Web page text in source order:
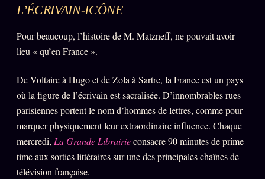
L’ÉCRIVAIN-ICÔNE
Pour beaucoup, l’histoire de M. Matzneff, ne pouvait avoir
lieu « qu’en France ».
De Voltaire à Hugo et de Zola à Sartre, la France est un pays
où la figure de l’écrivain est sacralisée. D’innombrables rues
parisiennes portent le nom d’hommes de lettres, comme pour
marquer physiquement leur extraordinaire influence. Chaque
mercredi, La Grande Librairieconsacre 90 minutes de prime
time aux sorties littéraires sur une des principales chaînes de
télévision française.